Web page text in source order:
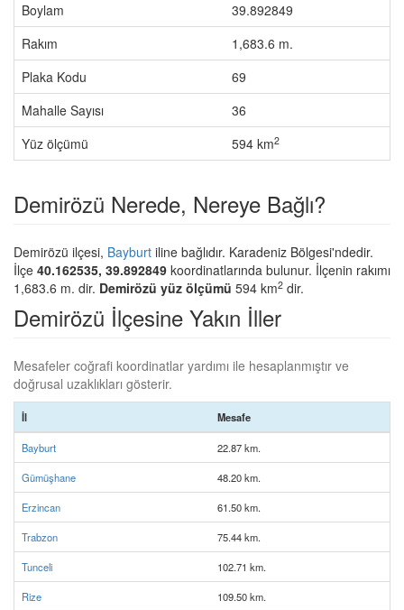
Boylam
39.892849
Rakım
1,683.6 m.
Plaka Kodu
69
Mahalle Sayısı
36
Yüz ölçümü
594 km2
Demirözü Nerede, Nereye Bağlı?
Demirözü ilçesi, Bayburt iline bağlıdır. Karadeniz Bölgesi'ndedir.
İlçe 40.162535, 39.892849 koordinatlarında bulunur. İlçenin rakımı
1,683.6 m. dir. Demirözü yüz ölçümü 594 km2 dir.
Demirözü İlçesine Yakın İller
Mesafeler coğrafi koordinatlar yardımı ile hesaplanmıştır ve
doğrusal uzaklıkları gösterir.
İl Mesafe
Bayburt 22.87 km.
Gümüşhane 48.20 km.
Erzincan 61.50 km.
Trabzon 75.44 km.
Tunceli 102.71 km.
Rize 109.50 km.